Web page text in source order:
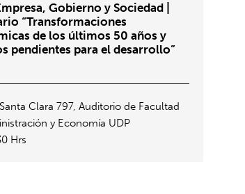
Gobierno y Sociedad |
“Transformaciones
de los últimos 50 años y
pendientes para el desarrollo”
Clara 797, Auditorio de Facultad
y Economía UDP
Hrs